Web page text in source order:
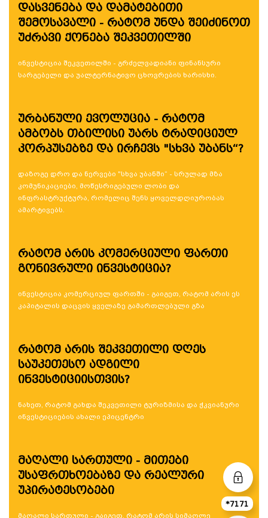
*7171
დასვენება და დამატებითი
შემოსავალი - რატომ უნდა შეიძინოთ
უძრავი ქონება შეკვეთილში
ინვესტიცია შეკვეთილში - გრძელვადიანი ფინანსური
სარგებელი და უალტერნატივო ცხოვრების ხარისხი.
ურბანული ევოლუცია - რატომ
ამბობს თბილისი უარს ტრადიციულ
კორპუსებზე და ირჩევს "სხვა უბანს“?
დაზოგე დრო და ნერვები "სხვა უბანში“ - სრულად მზა
კომუნიკაციები, მოწესრიგებული ლობი და
ინფრასტრუქტურა, რომელიც შენს ყოველდღიურობას
ამარტივებს.
რატომ არის კომერციული ფართი
გონივრული ინვესტიცია?
ინვესტიცია კომერციულ ფართში - გაიგეთ, რატომ არის ეს
კაპიტალის დაცვის ყველაზე გამართლებული გზა
რატომ არის შეკვეთილი დღეს
საუკეთესო ადგილი
ინვესტიციისთვის?
ნახეთ, რატომ გახდა შეკვეთილი ტურიზმისა და ჭკვიანური
ინვესტიციების ახალი ეპიცენტრი
მაღალი სართული - მითები
უსაფრთხოებაზე და რეალური
უპირატესობები
მაღალი სართული - გაიგეთ, რატომ არის სიმაღლე